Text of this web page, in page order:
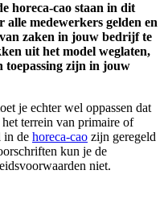
horeca-cao staan in dit
alle medewerkers gelden en
zaken in jouw bedrijf te
uit het model weglaten,
toepassing zijn in jouw
je echter wel oppassen dat
terrein van primaire of
in de horeca-cao zijn geregeld
kun je de
niet.